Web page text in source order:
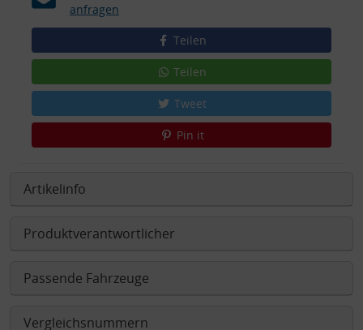
anfragen
Teilen
Teilen
Tweet
Pin it
Artikelinfo
Produktverantwortlicher
Passende Fahrzeuge
Vergleichsnummern